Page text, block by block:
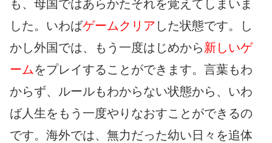
も、母国ではあらかたそれを覚えてしまいま
した。いわばゲームクリア した状態です。し
かし外国では、もう一度はじめから新しいゲ
ームをプレイすることができます。言葉もわ
からず、ルールもわからない状態から、いわ
ば人生をもう一度やりなおすことができるの
です。海外では、無力だった幼い日々を追体